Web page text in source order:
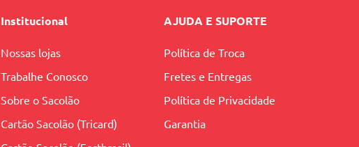
Institucional
Nossas lojas
Trabalhe Conosco
Sobre o Sacolão
Cartão Sacolão (Tricard)
AJUDA E SUPORTE
Política de Troca
Fretes e Entregas
Política de Privacidade
Garantia